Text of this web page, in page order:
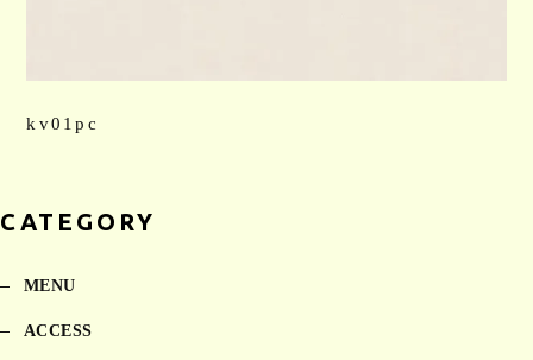
kv01pc
CATEGORY
MENU
ACCESS